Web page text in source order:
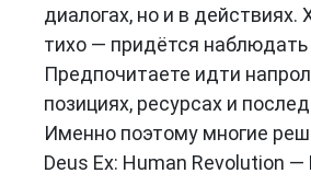
диалогах, но и в действиях.
тихо — придётся
Предпочитаете идти
позициях, ресурсах и
Именно поэтому многие
Deus Ex: Human Revolution